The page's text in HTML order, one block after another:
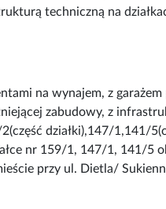
techniczną na
na wynajem, z
zabudowy, z
działki),147/1,141/
nr 159/1, 147/1, 141/5
przy ul. Dietla/